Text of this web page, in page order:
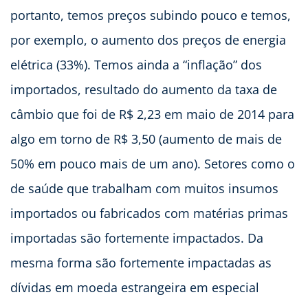
portanto, temos preços subindo pouco e temos,
por exemplo, o aumento dos preços de energia
elétrica (33%). Temos ainda a “inflação” dos
importados, resultado do aumento da taxa de
câmbio que foi de R$ 2,23 em maio de 2014 para
algo em torno de R$ 3,50 (aumento de mais de
50% em pouco mais de um ano). Setores como o
de saúde que trabalham com muitos insumos
importados ou fabricados com matérias primas
importadas são fortemente impactados. Da
mesma forma são fortemente impactadas as
dívidas em moeda estrangeira em especial